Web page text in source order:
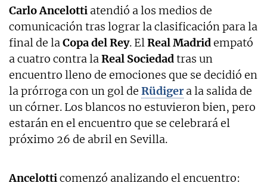
Carlo Ancelotti atendió a los medios de
comunicación tras lograr la clasificación para la
final de laCopa del Rey. ElReal Madridempató
a cuatro contra laReal Sociedadtras un
encuentro lleno de emociones que se decidió en
la prórroga con un gol de Rüdigera la salida de
un córner. Los blancos no estuvieron bien, pero
estarán en el encuentro que se celebrará el
próximo 26 de abril en Sevilla.
Ancelotticomenzó analizando el encuentro: